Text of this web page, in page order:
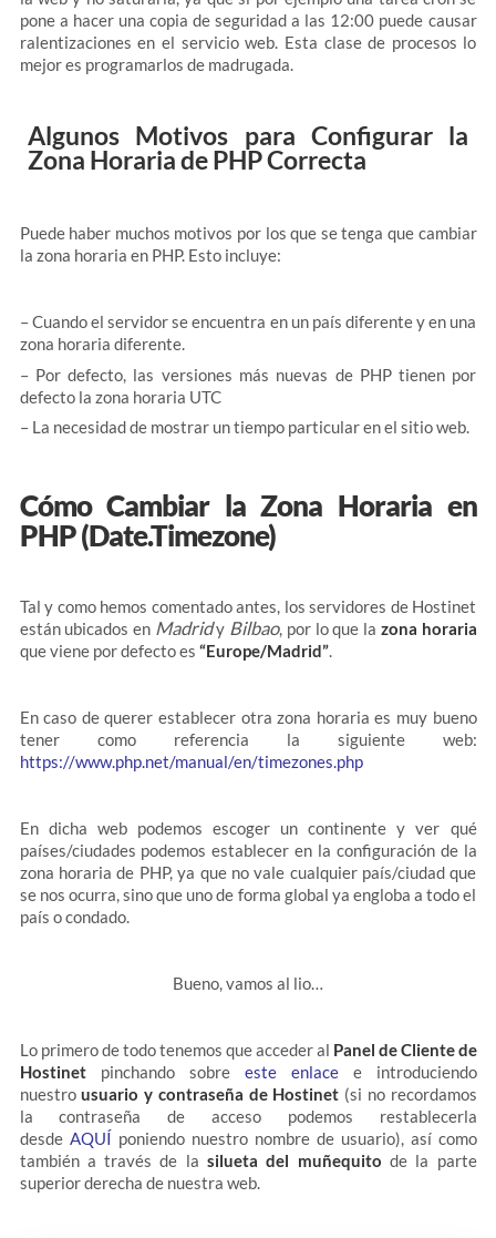
pone a hacer una copia de seguridad a las 12:00 puede causar
ralentizaciones en el servicio web. Esta clase de procesos lo
mejor es programarlos de madrugada.
Algunos Motivos para Configurar la
Zona Horaria de PHP Correcta
Puede haber muchos motivos por los que se tenga que cambiar
la zona horaria en PHP. Esto incluye:
– Cuando el servidor se encuentra en un país diferente y en una
zona horaria diferente.
– Por defecto, las versiones más nuevas de PHP tienen por
defecto la zona horaria UTC
– La necesidad de mostrar un tiempo particular en el sitio web.
Cómo Cambiar la Zona Horaria en
PHP (Date.Timezone)
Tal y como hemos comentado antes, los servidores de Hostinet
están ubicados en Madridy Bilbao, por lo que la zona horaria
que viene por defecto es “Europe/Madrid”.
En caso de querer establecer otra zona horaria es muy bueno
tener como referencia la siguiente web:
https://www.php.net/manual/en/timezones.php
En dicha web podemos escoger un continente y ver qué
países/ciudades podemos establecer en la configuración de la
zona horaria de PHP, ya que no vale cualquier país/ciudad que
se nos ocurra, sino que uno de forma global ya engloba a todo el
país o condado.
Bueno, vamos al lio…
Lo primero de todo tenemos que acceder al Panel de Cliente de
Hostinetpinchando sobre este enlacee introduciendo
nuestrousuario y contraseña de Hostinet (si no recordamos
la contraseña de acceso podemos restablecerla
desde AQUÍ poniendo nuestro nombre de usuario), así como
también a través de la silueta del muñequito de la parte
superior derecha de nuestra web.